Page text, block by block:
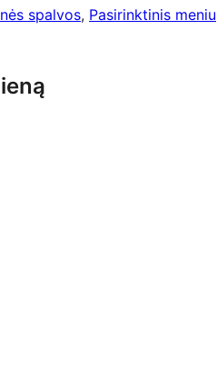
spalvos, Pasirinktinis meniu